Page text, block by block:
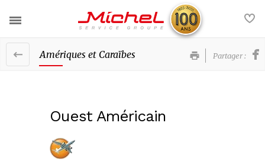
Destinations groupe
Afrique et Moyen-Orient
Actualités
Contact
Amériques et Caraïbes Partager :
Ouest Américain